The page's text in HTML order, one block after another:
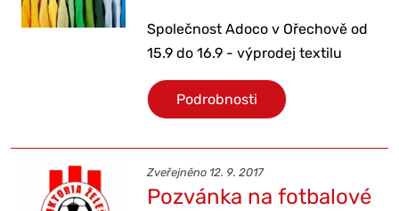
Společnost Adoco v Ořechově od
15.9 do 16.9 - výprodej textilu
Podrobnosti
Zveřejněno 12. 9. 2017
Pozvánka na fotbalové